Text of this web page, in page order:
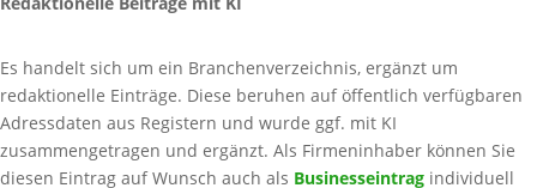
Es handelt sich um ein Branchenverzeichnis, ergänzt um
redaktionelle Einträge. Diese beruhen auf öffentlich verfügbaren
Adressdaten aus Registern und wurde ggf. mit KI
zusammengetragen und ergänzt. Als Firmeninhaber können Sie
diesen Eintrag auf Wunsch auch als Businesseintrag individuell